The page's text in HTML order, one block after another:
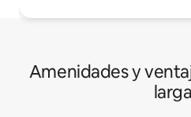
Amenidades y